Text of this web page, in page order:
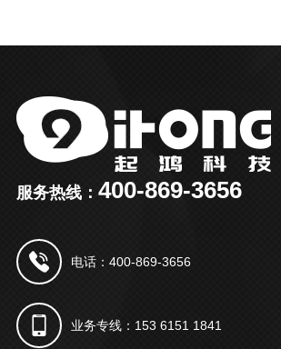
服务热线： 400-869-3656
电话：400-869-3656
业务专线：153 6151 1841